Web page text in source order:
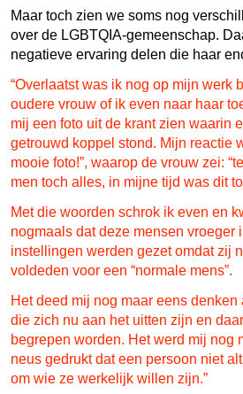
Maar toch zien we soms nog
over de LGBTQIA-gemeenschap.
negatieve ervaring delen die haar
“Overlaatst was ik nog op mijn werk
oudere vrouw of ik even naar haar
mij een foto uit de krant zien waarin
getrouwd koppel stond. Mijn reactie
mooie foto!”, waarop de vrouw zei:
men toch alles, in mijne tijd was dit
Met die woorden schrok ik even en
nogmaals dat deze mensen vroeger
instellingen werden gezet omdat zij
voldeden voor een “normale mens”.
Het deed mij nog maar eens denken
die zich nu aan het uitten zijn en
begrepen worden. Het werd mij nog
neus gedrukt dat een persoon niet
om wie ze werkelijk willen zijn.”